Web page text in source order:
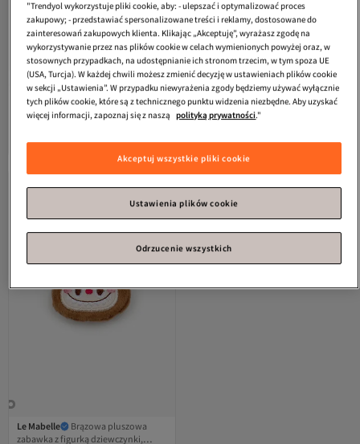
QUEEN AKSESUAR
Brązowy
pluszowy miś – ruchomy, duża
odpinanym elementem
125,97zł
Angelika
Dziecięca 4-częściowa
kokardka z wstążką i klamrą
92,02zł
Le Mabelle
Brązowa pluszowa
zabawka z figurką dziewczynki,
"Trendyol wykorzystuje pliki cookie, aby: - ulepszać i optymalizować proces
zakupowy; - przedstawiać spersonalizowane treści i reklamy, dostosowane do
zainteresowań zakupowych klienta. Klikając „Akceptuję”, wyrażasz zgodę na
wykorzystywanie przez nas plików cookie w celach wymienionych powyżej oraz, w
stosownych przypadkach, na udostępnianie ich stronom trzecim, w tym spoza UE
(USA, Turcja). W każdej chwili możesz zmienić decyzję w ustawieniach plików cookie
w sekcji „Ustawienia”. W przypadku niewyrażenia zgody będziemy używać wyłącznie
tych plików cookie, które są z technicznego punktu widzenia niezbędne. Aby uzyskać
więcej informacji, zapoznaj się z naszą
polityką prywatności."
Akceptuj wszystkie pliki cookie
Ustawienia plików cookie
Odrzucenie wszystkich